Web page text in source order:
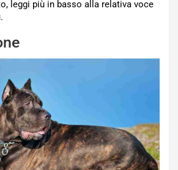
leggi più in basso alla relativa voce